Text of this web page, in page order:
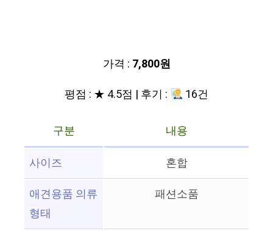
가격 : 7,800원
평점 : ★ 4.5점 | 후기 :
16건
구분
내용
사이즈
혼합
애견용품 의류
형태
패션소품